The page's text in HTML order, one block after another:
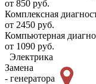
от 850 руб.
Комплексная
от 2450 руб.
Компьютерная
от 1090 руб.
Электрика
Замена
- генератора